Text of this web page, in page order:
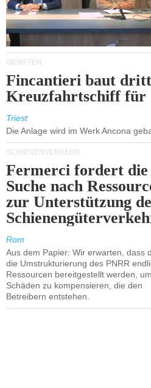
WERFTEN
Fincantieri baut
Kreuzfahrtschiff für
Triest
Die Anlage wird im Werk Ancona
SCHIENENVERKEHR
Fermerci fordert die
Suche nach
zur Unterstützung
Rom
Aus dem Papier: Wir erwarten, dass
die Umstrukturierung des PNRR
Ressourcen bereitgestellt werden,
Schäden zu kompensieren, die den
Betreibern entstehen.